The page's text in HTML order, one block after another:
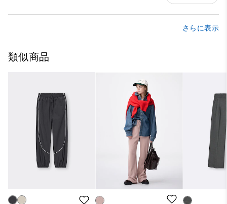
さらに表示
類似商品